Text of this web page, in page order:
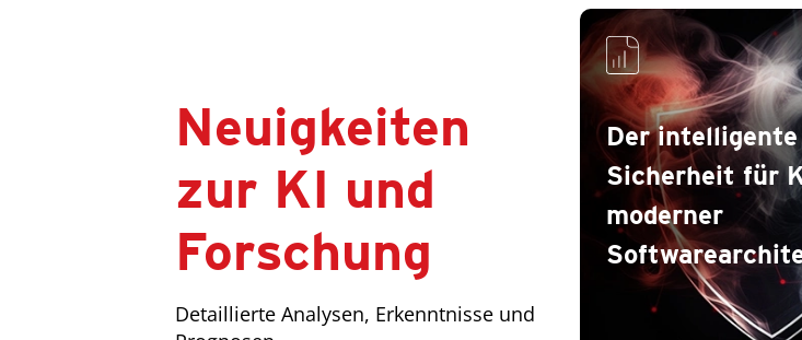
Neuigkeiten
zur KI und
Forschung
Detaillierte Analysen, Erkenntnisse und
Der
Sicherheit für
moderner